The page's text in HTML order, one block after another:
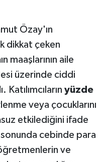
Özay'ın
dikkat çeken
maaşlarının aile
üzerinde ciddi
yüzde
veya çocuklarını
etkilediğini ifade
cebinde para
ve